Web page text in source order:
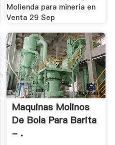
Molienda para mineria en
Venta 29 Sep
Maquinas Molinos
De Bola Para Barita
- .